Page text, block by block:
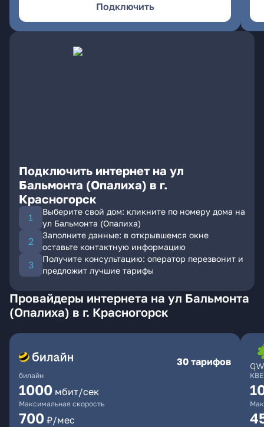
Подключить
Подключить интернет на ул
Бальмонта (Опалиха) в г.
Красногорск
Выберите свой дом: кликните по номеру дома на
ул Бальмонта (Опалиха)
Заполните данные: в открывшемся окне
оставьте контактную информацию
Получите консультацию: оператор перезвонит и
предложит лучшие тарифы
Провайдеры интернета на ул Бальмонта
(Опалиха) в г. Красногорск
билайн
30 тарифов
1000 мбит/сек
Максимальная скорость
700 ₽/мес